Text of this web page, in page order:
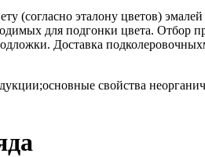
(согласно эталону цветов)
для подгонки цвета. Отбор
Доставка
свойства